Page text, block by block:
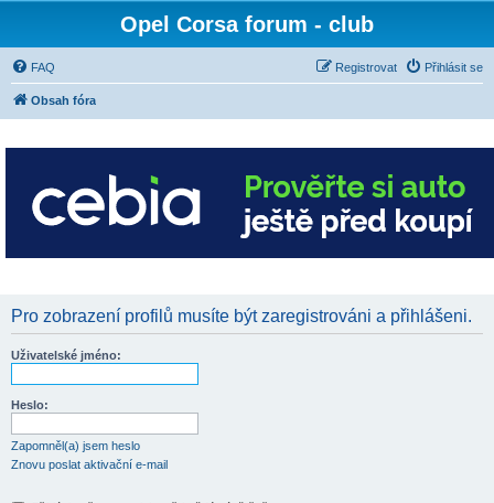
Opel Corsa forum - club
FAQ Přihlásit se
Registrovat
Obsah fóra
Pro zobrazení profilů musíte být zaregistrováni a přihlášeni.
Uživatelské jméno:
Heslo:
Zapomněl(a) jsem heslo
Znovu poslat aktivační e-mail